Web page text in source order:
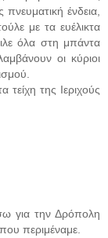
ένδεια,
με τα ευέλικτα
όλα στη μπάντα
οι κύριοι
τείχη της Ιεριχούς
για την Δρόπολη
περιμέναμε.